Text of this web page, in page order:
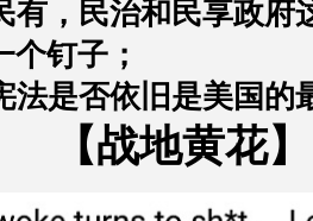
有，民治和民享政府
钉子；
法是否依旧是美国的
【战地黄花】